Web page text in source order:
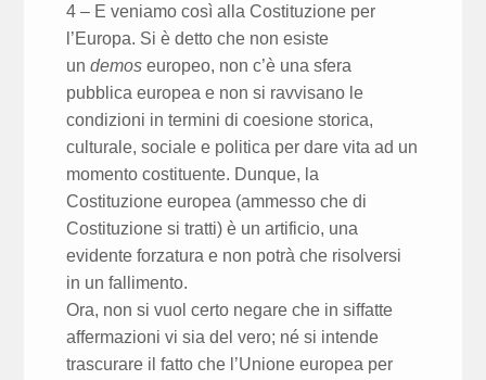
4 – E veniamo così alla Costituzione per
l’Europa. Si è detto che non esiste
undemos europeo, non c’è una sfera
pubblica europea e non si ravvisano le
condizioni in termini di coesione storica,
culturale, sociale e politica per dare vita ad un
momento costituente. Dunque, la
Costituzione europea (ammesso che di
Costituzione si tratti) è un artificio, una
evidente forzatura e non potrà che risolversi
in un fallimento.
Ora, non si vuol certo negare che in siffatte
affermazioni vi sia del vero; né si intende
trascurare il fatto che l’Unione europea per